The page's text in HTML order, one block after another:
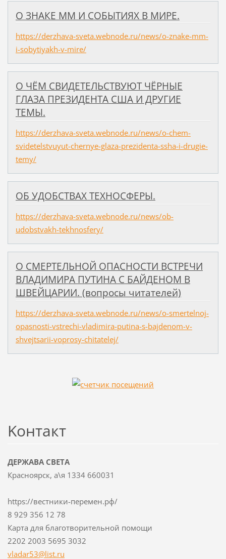
О ЗНАКЕ ММ И СОБЫТИЯХ В МИРЕ.
https://derzhava-sveta.webnode.ru/news/o-znake-mm-
i-sobytiyakh-v-mire/
О ЧЁМ СВИДЕТЕЛЬСТВУЮТ ЧЁРНЫЕ
ГЛАЗА ПРЕЗИДЕНТА США И ДРУГИЕ
ТЕМЫ.
https://derzhava-sveta.webnode.ru/news/o-chem-
svidetelstvuyut-chernye-glaza-prezidenta-ssha-i-drugie-
temy/
ОБ УДОБСТВАХ ТЕХНОСФЕРЫ.
https://derzhava-sveta.webnode.ru/news/ob-
udobstvakh-tekhnosfery/
О СМЕРТЕЛЬНОЙ ОПАСНОСТИ ВСТРЕЧИ
ВЛАДИМИРА ПУТИНА С БАЙДЕНОМ В
ШВЕЙЦАРИИ. (вопросы читателей)
https://derzhava-sveta.webnode.ru/news/o-smertelnoj-
opasnosti-vstrechi-vladimira-putina-s-bajdenom-v-
shvejtsarii-voprosy-chitatelej/
Koнтакт
ДЕРЖАВА СВЕТА
Красноярск, а\я 1334 660031
https://вестники-перемен.рф/
8 929 356 12 78
Карта для благотворительной помощи
2202 2003 5695 3032
vladar53@list.ru